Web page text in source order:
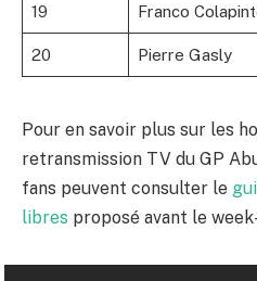
19 Franco
20 Pierre Gasly
Pour en savoir plus sur les
retransmission TV du GP
fans peuvent consulter le
libres proposé avant le